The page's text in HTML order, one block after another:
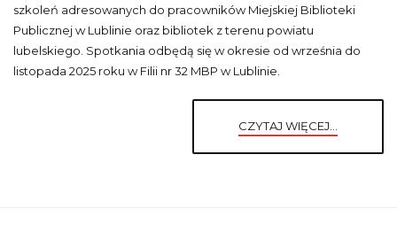
szkoleń adresowanych do pracowników Miejskiej Biblioteki
Publicznej w Lublinie oraz bibliotek z terenu powiatu
lubelskiego. Spotkania odbędą się w okresie od września do
listopada 2025 roku w Filii nr 32 MBP w Lublinie.
CZYTAJ WIĘCEJ...